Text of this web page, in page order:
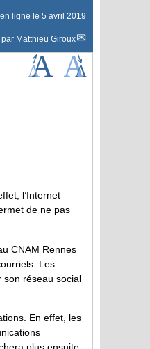
ligne le 5 avril 2019
par Matthieu Giroux
l’Internet
de ne pas
CNAM Rennes
Les
son réseau social
En effet, les